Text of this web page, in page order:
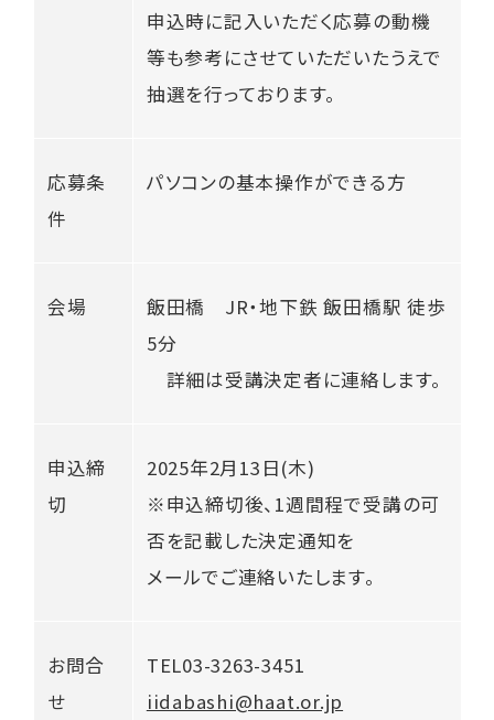
申込時に記入いただく応募の動機
等も参考にさせていただいたうえで
抽選を行っております。
応募条
件
パソコンの基本操作ができる方
会場
飯田橋 JR・地下鉄 飯田橋駅 徒歩
5分
詳細は受講決定者に連絡します。
申込締
切
2025年2月13日(木)
※申込締切後、1週間程で受講の可
否を記載した決定通知を
メールでご連絡いたします。
お問合
せ
TEL03-3263-3451
iidabashi@haat.or.jp